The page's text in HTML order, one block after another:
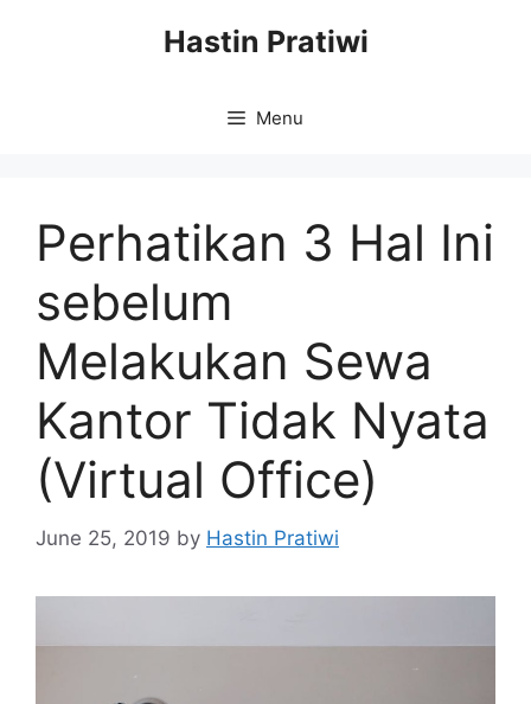
Hastin Pratiwi
Menu
Perhatikan 3 Hal Ini
sebelum
Melakukan Sewa
Kantor Tidak Nyata
(Virtual Office)
June 25, 2019 by Hastin Pratiwi